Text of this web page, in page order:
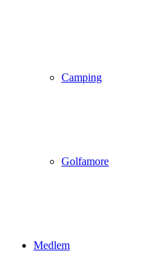
Camping
Golfamore
Medlem